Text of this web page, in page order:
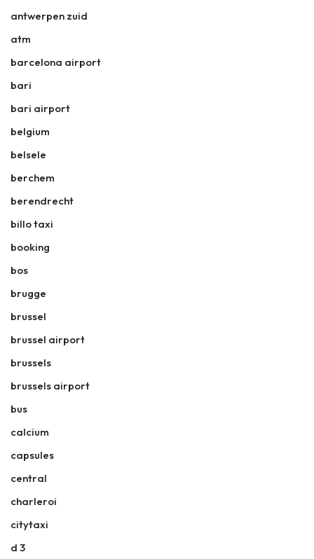
antwerpen zuid
atm
barcelona airport
bari
bari airport
belgium
belsele
berchem
berendrecht
billo taxi
booking
bos
brugge
brussel
brussel airport
brussels
brussels airport
bus
calcium
capsules
central
charleroi
citytaxi
d 3